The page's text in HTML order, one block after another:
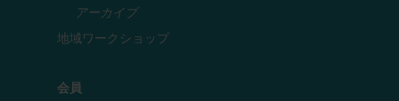
アーカイブ
地域ワークショップ
会員